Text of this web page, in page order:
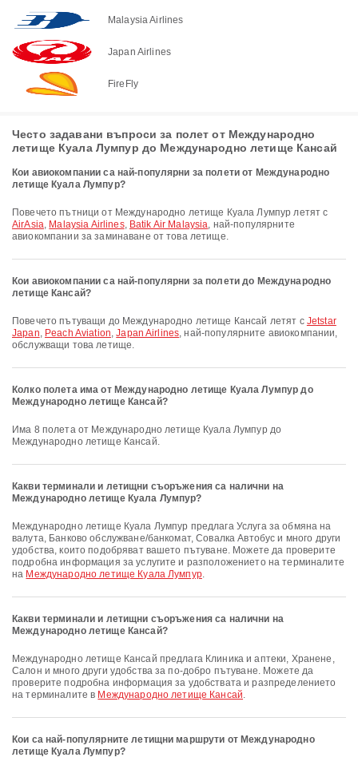
Malaysia Airlines
Japan Airlines
FireFly
Често задавани въпроси за полет от Международно
летище Куала Лумпур до Международно летище Кансай
Кои авиокомпании са най-популярни за полети от Международно
летище Куала Лумпур?
Повечето пътници от Международно летище Куала Лумпур летят с
AirAsia, Malaysia Airlines, Batik Air Malaysia, най-популярните
авиокомпании за заминаване от това летище.
Кои авиокомпании са най-популярни за полети до Международно
летище Кансай?
Повечето пътуващи до Международно летище Кансай летят с Jetstar
Japan, Peach Aviation,Japan Airlines, най-популярните авиокомпании,
обслужващи това летище.
Колко полета има от Международно летище Куала Лумпур до
Международно летище Кансай?
Има 8 полета от Международно летище Куала Лумпур до
Международно летище Кансай.
Какви терминали и летищни съоръжения са налични на
Международно летище Куала Лумпур?
Международно летище Куала Лумпур предлага Услуга за обмяна на
валута, Банково обслужване/банкомат, Совалка Автобус и много други
удобства, които подобряват вашето пътуване. Можете да проверите
подробна информация за услугите и разположението на терминалите
на Международно летище Куала Лумпур.
Какви терминали и летищни съоръжения са налични на
Международно летище Кансай?
Международно летище Кансай предлага Клиника и аптеки, Хранене,
Салон и много други удобства за по-добро пътуване. Можете да
проверите подробна информация за удобствата и разпределението
на терминалите в Международно летище Кансай.
Кои са най-популярните летищни маршрути от Международно
летище Куала Лумпур?